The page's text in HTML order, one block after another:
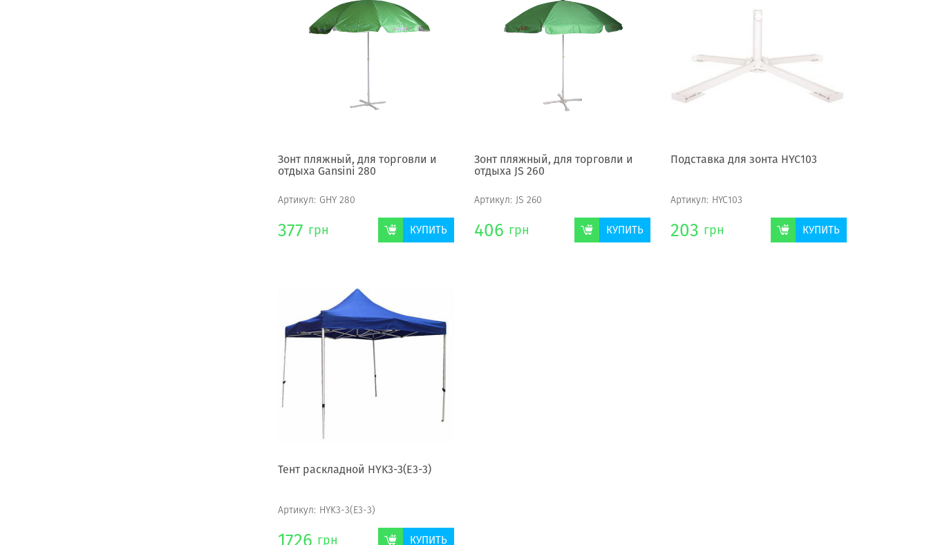
Зонт пляжный, для торговли и
отдыха Gansini 280
Артикул: GHY 280
377 грн КУПИТЬ
Зонт пляжный, для торговли и
отдыха JS 260
Артикул: JS 260
406 грн КУПИТЬ
Подставка для зонта HYC103
Артикул: HYC103
203 грн КУПИТЬ
Тент раскладной HYK3-3(E3-3)
Артикул: HYK3-3(E3-3)
грн КУПИТЬ